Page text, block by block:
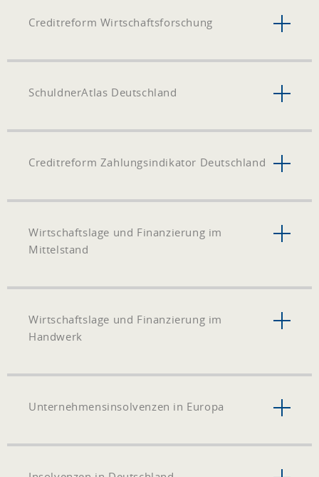
Creditreform Wirtschaftsforschung
SchuldnerAtlas Deutschland
Creditreform Zahlungsindikator Deutschland
Wirtschaftslage und Finanzierung im
Mittelstand
Wirtschaftslage und Finanzierung im
Handwerk
Unternehmensinsolvenzen in Europa